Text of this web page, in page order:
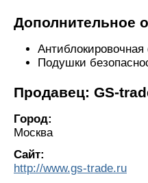
Дополнительное
Подушки
Продавец: GS-
Город:
Москва
Сайт:
http://www.gs-trade.ru